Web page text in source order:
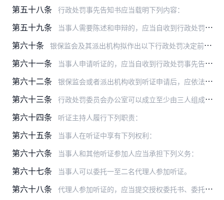
第五十八条 行政处罚事先告知书应当载明下列内容：
第五十九条 当事人需要陈述和申辩的，应当自收到行政处罚事先告知书之日起十个工作日以内将陈述和申辩的书面材料提交拟作出处罚的银保监会或其派出机构。当事人逾期未行使陈述权、申辩…
第六十条 银保监会及其派出机构拟作出以下行政处罚决定前，应当在行政处罚事先告知书中告知当事人有要求举行听证的权利：
第六十一条 当事人申请听证的，应当自收到行政处罚事先告知书之日起五个工作日以内，向银保监会或其派出机构提交经本人签字或盖章的听证申请书。听证申请书中应当载明下列内容：
第六十二条 银保监会或者派出机构收到听证申请后，应依法进行审查，符合听证条件的，应当组织举行听证，并在举行听证七个工作日前，书面通知当事人举行听证的时间、地点。
第六十三条 行政处罚委员会办公室可以成立至少由三人组成的听证组进行听证。其中，听证主持人由行政处罚委员会办公室主任或其指定的人员担任，听证组其他成员由行政处罚委员会办公室的…
第六十四条 听证主持人履行下列职责：
第六十五条 当事人在听证中享有下列权利：
第六十六条 当事人和其他听证参加人应当承担下列义务：
第六十七条 当事人可以委托一至二名代理人参加听证。
第六十八条 代理人参加听证的，应当提交授权委托书、委托人及代理人身份证明等相关材料。授权委托书应当载明如下事项：